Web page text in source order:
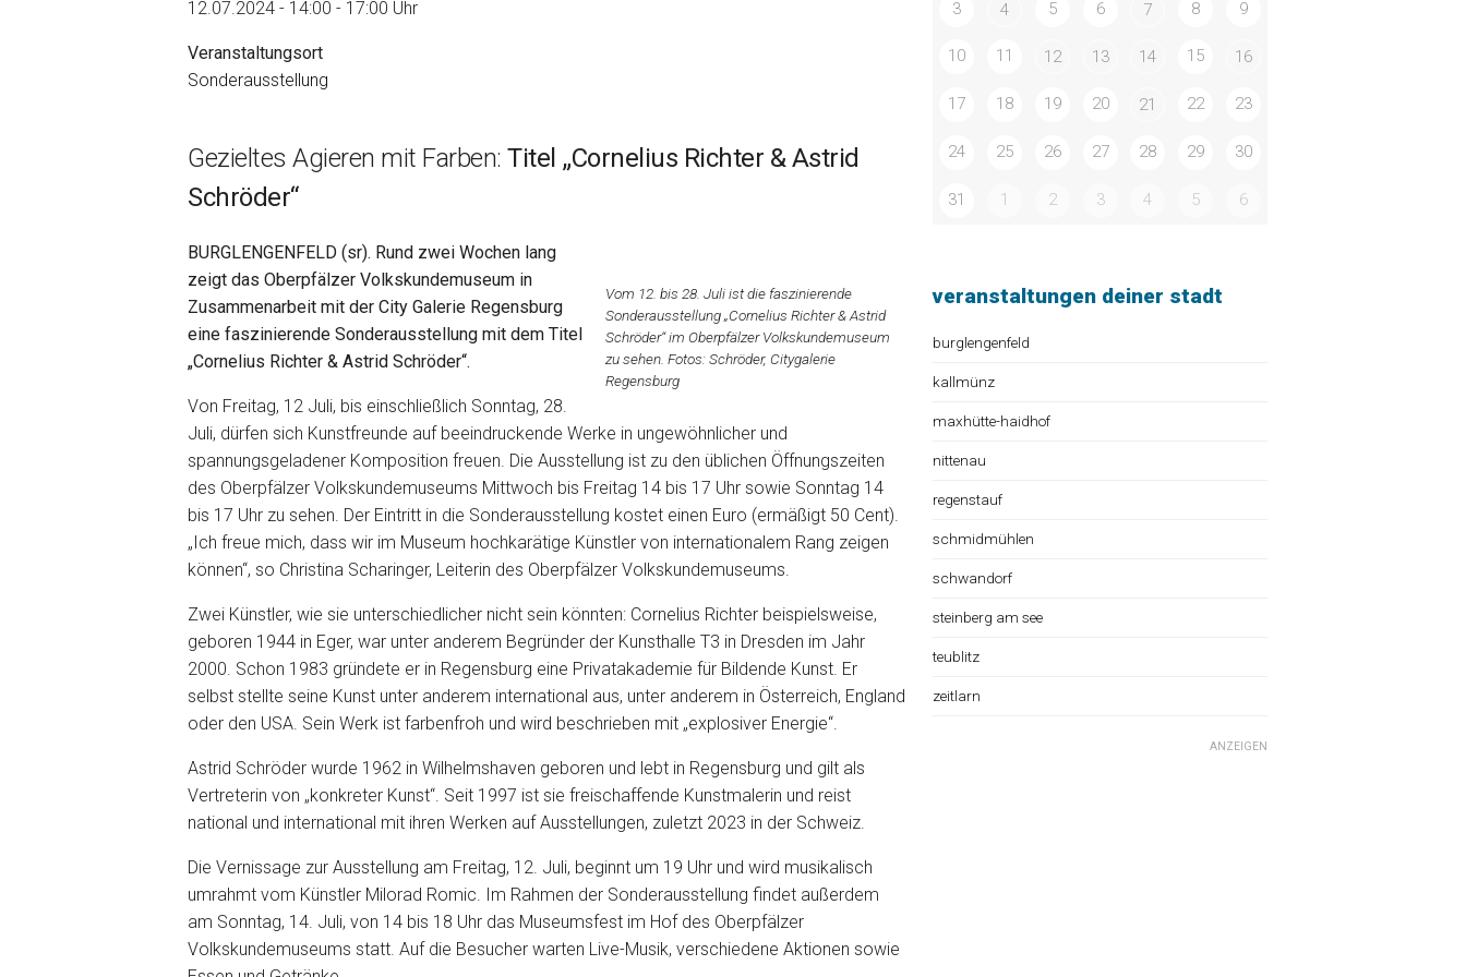
12.07.2024 - 14:00 - 17:00 Uhr
Veranstaltungsort
Sonderausstellung
Gezieltes Agieren mit Farben: Titel „Cornelius Richter & Astrid
Schröder“
Vom 12. bis 28. Juli ist die faszinierende
Sonderausstellung „Cornelius Richter & Astrid
Schröder“ im Oberpfälzer Volkskundemuseum
zu sehen. Fotos: Schröder, Citygalerie
Regensburg
BURGLENGENFELD (sr). Rund zwei Wochen lang
zeigt das Oberpfälzer Volkskundemuseum in
Zusammenarbeit mit der City Galerie Regensburg
eine faszinierende Sonderausstellung mit dem Titel
„Cornelius Richter & Astrid Schröder“.
Von Freitag, 12 Juli, bis einschließlich Sonntag, 28.
Juli, dürfen sich Kunstfreunde auf beeindruckende Werke in ungewöhnlicher und
spannungsgeladener Komposition freuen. Die Ausstellung ist zu den üblichen Öffnungszeiten
des Oberpfälzer Volkskundemuseums Mittwoch bis Freitag 14 bis 17 Uhr sowie Sonntag 14
bis 17 Uhr zu sehen. Der Eintritt in die Sonderausstellung kostet einen Euro (ermäßigt 50 Cent).
„Ich freue mich, dass wir im Museum hochkarätige Künstler von internationalem Rang zeigen
können“, so Christina Scharinger, Leiterin des Oberpfälzer Volkskundemuseums.
Zwei Künstler, wie sie unterschiedlicher nicht sein könnten: Cornelius Richter beispielsweise,
geboren 1944 in Eger, war unter anderem Begründer der Kunsthalle T3 in Dresden im Jahr
2000. Schon 1983 gründete er in Regensburg eine Privatakademie für Bildende Kunst. Er
selbst stellte seine Kunst unter anderem international aus, unter anderem in Österreich, England
oder den USA. Sein Werk ist farbenfroh und wird beschrieben mit „explosiver Energie“.
Astrid Schröder wurde 1962 in Wilhelmshaven geboren und lebt in Regensburg und gilt als
Vertreterin von „konkreter Kunst“. Seit 1997 ist sie freischaffende Kunstmalerin und reist
national und international mit ihren Werken auf Ausstellungen, zuletzt 2023 in der Schweiz.
Die Vernissage zur Ausstellung am Freitag, 12. Juli, beginnt um 19 Uhr und wird musikalisch
umrahmt vom Künstler Milorad Romic. Im Rahmen der Sonderausstellung findet außerdem
am Sonntag, 14. Juli, von 14 bis 18 Uhr das Museumsfest im Hof des Oberpfälzer
Volkskundemuseums statt. Auf die Besucher warten Live-Musik, verschiedene Aktionen sowie
3 4 5 6 7 8 9
10 11 12 13 14 15 16
17 18 19 20 21 22 23
24 25 26 27 28 29 30
31 1 2 3 4 5 6
veranstaltungen deiner stadt
burglengenfeld
kallmünz
maxhütte-haidhof
nittenau
regenstauf
schmidmühlen
schwandorf
steinberg am see
teublitz
zeitlarn
ANZEIGEN